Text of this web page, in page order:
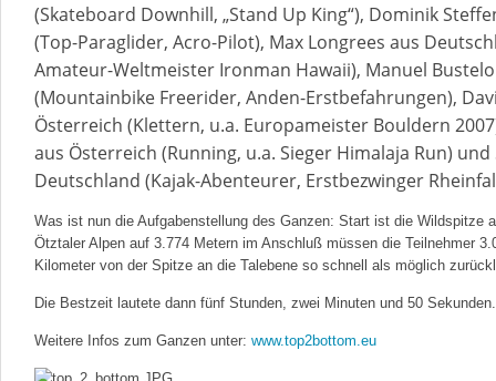
(Skateboard Downhill, „Stand Up King“), Dominik
(Top-Paraglider, Acro-Pilot), Max Longrees aus
Amateur-Weltmeister Ironman Hawaii), Manuel
(Mountainbike Freerider, Anden-Erstbefahrungen),
Österreich (Klettern, u.a. Europameister Bouldern
aus Österreich (Running, u.a. Sieger Himalaja Run)
Deutschland (Kajak-Abenteurer, Erstbezwinger
Was ist nun die Aufgabenstellung des Ganzen: Start ist die Wildspitze
Ötztaler Alpen auf 3.774 Metern im Anschluß müssen die Teilnehmer
Kilometer von der Spitze an die Talebene so schnell als möglich
Die Bestzeit lautete dann fünf Stunden, zwei Minuten und 50 Sekunden.
Weitere Infos zum Ganzen unter: www.top2bottom.eu